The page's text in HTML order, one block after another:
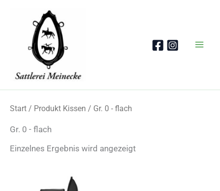
Start / Produkt Kissen / Gr. 0 - flach
Gr. 0 - flach
Einzelnes Ergebnis wird angezeigt